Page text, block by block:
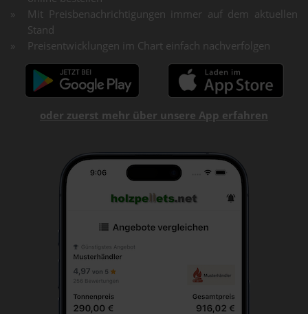
Mit Preisbenachrichtigungen immer auf dem aktuellen
Stand
Preisentwicklungen im Chart einfach nachverfolgen
oder zuerst mehr über unsere App erfahren